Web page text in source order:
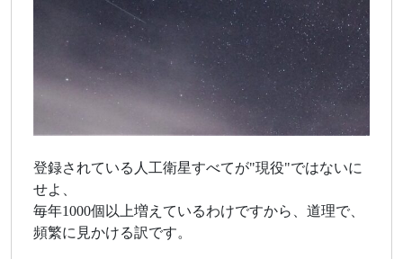
登録されている人工衛星すべてが"現役"ではないに
せよ、
毎年1000個以上増えているわけですから、道理で、
頻繁に見かける訳です。